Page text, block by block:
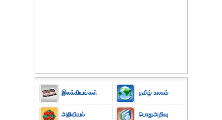
இலக்கியங்கள்
அறிவியல்
தமிழ் உலகம்
பொதுஅறிவு